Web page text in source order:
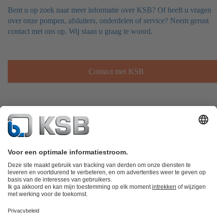
Bent u op zoek naar meer informatie over KSB? Of heeft u vragen
over onze pompen, afsluiters, onderdelen of service? Neem gerust
contact met ons op. Wij staan u graag te woord.
Contact met KSB